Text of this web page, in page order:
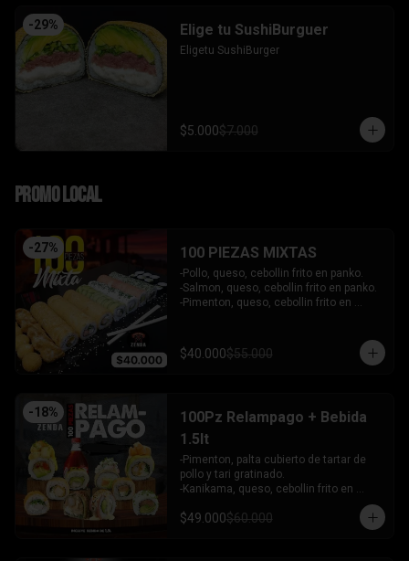
-29% Elige tu SushiBurguer
Eligetu SushiBurger
$5.000$7.000
PROMO LOCAL
-27% 100 PIEZAS MIXTAS
-Pollo, queso, cebollin frito en panko.
-Salmon, queso, cebollin frito en panko.
-Pimenton, queso, cebollin frito en
-Camaron furai, queso, cebollin
envuelto en palta.
salmon.
-Hosomaki de kanikama.
- 5 Gyosas fritas + 5 bolitas de queso.
INCLUYE: 6 SALSAS - 5 PALITOS
$40.000$55.000
-18%
100Pz Relampago + Bebida
1.5lt
-Pimenton, palta cubierto de tartar de
pollo y tari gratinado.
-Kanikama, queso, cebollin frito en
-Pollo, queso, cebollin frito en panko.
-Pollo, palta env en queso y bañado en
$49.000$60.000